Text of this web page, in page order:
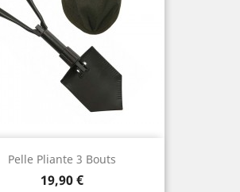
Pelle Pliante 3 Bouts
Prix
19,90 €